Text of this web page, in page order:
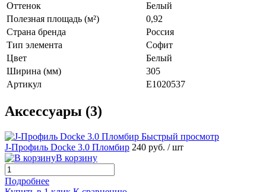
Оттенок
Белый
Полезная площадь (м²)
0,92
Страна бренда
Россия
Тип элемента
Софит
Цвет
Белый
Ширина (мм)
305
Артикул
E1020537
Аксессуары (3)
Быстрый просмотр
J-Профиль Docke 3.0 Пломбир 240 руб. / шт
В корзину
Подробнее